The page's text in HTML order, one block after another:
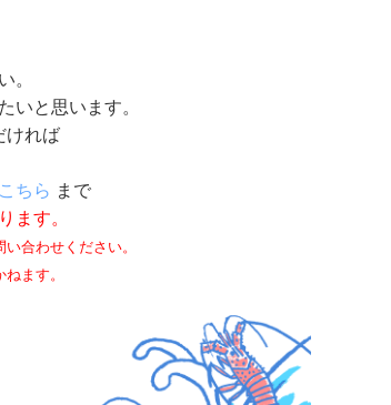
。
いと思います。
ければ
こちら まで
ます。
合わせください。
ます。